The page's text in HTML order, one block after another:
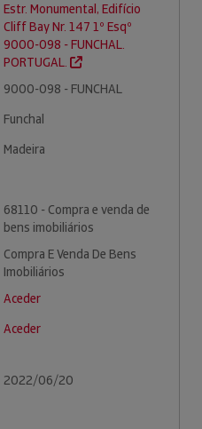
Estr. Monumental, Edifício
Cliff Bay Nr. 147 1º Esqº
9000-098 - FUNCHAL.
PORTUGAL.
9000-098 - FUNCHAL
Funchal
Madeira
68110 - Compra e venda de
bens imobiliários
Compra E Venda De Bens
Imobiliários
Aceder
Aceder
2022/06/20